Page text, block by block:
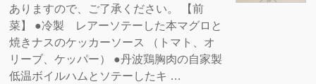
ありますので、ご了承ください。 【前
菜】 ●冷製 レアーソテーした本マグロと
焼きナスのケッカーソース （トマト、オ
リーブ、ケッパー） ●丹波鶏胸肉の自家製
低温ボイルハムとソテーしたキ …